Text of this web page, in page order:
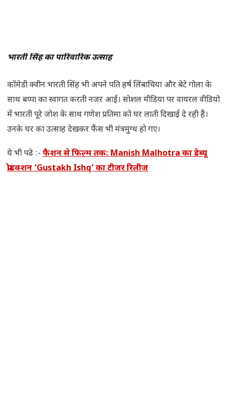
भारती सिंह का पारिवारिक उत्साह
कॉमेडी क्वीन भारती सिंह भी अपने पति हर्ष लिंबाचिया और बेटे गोला के
साथ बप्पा का स्वागत करती नजर आईं। सोशल मीडिया पर वायरल वीडियो
में भारती पूरे जोश के साथ गणेश प्रतिमा को घर लाती दिखाई दे रही हैं।
उनके घर का उत्साह देखकर फैंस भी मंत्रमुग्ध हो गए।
ये भी पढे :- फैशन से फिल्म तक: Manish Malhotra का डेब्यू
प्रोडक्शन ‘Gustakh Ishq’ का टीजर रिलीज